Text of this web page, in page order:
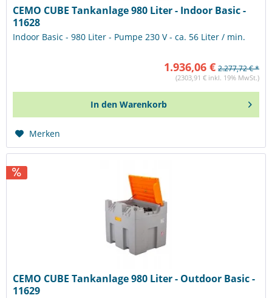
CEMO CUBE Tankanlage 980 Liter - Indoor Basic -
11628
Indoor Basic - 980 Liter - Pumpe 230 V - ca. 56 Liter / min.
1.936,06 € 2.277,72 € *
(2303,91 € inkl. 19% MwSt.)
In den Warenkorb
Merken
CEMO CUBE Tankanlage 980 Liter - Outdoor Basic -
11629